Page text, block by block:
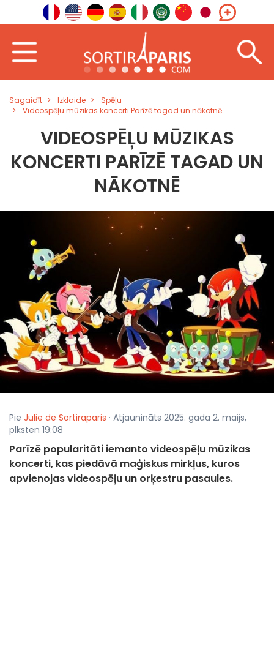
Sagaidīt Izklaide
Spēļu
Videospēļu mūzikas koncerti Parīzē tagad un nākotnē
VIDEOSPĒĻU MŪZIKAS
KONCERTI PARĪZĒ TAGAD UN
NĀKOTNĒ
Pie Julie de Sortiraparis · Atjaunināts 2025. gada 2. maijs,
plksten 19:08
Parīzē popularitāti iemanto videospēļu mūzikas
koncerti, kas piedāvā maģiskus mirkļus, kuros
apvienojas videospēļu un orķestru pasaules.